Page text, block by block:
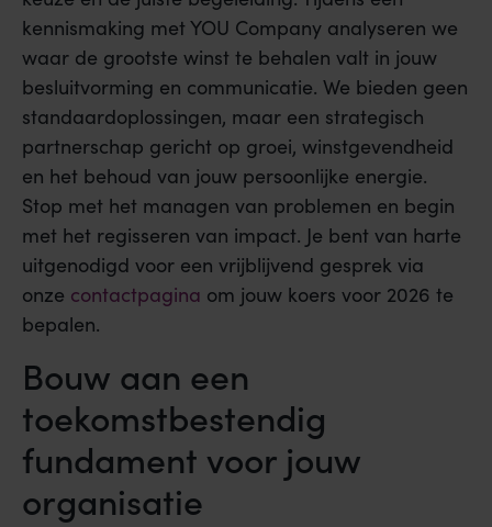
kennismaking met YOU Company analyseren we
waar de grootste winst te behalen valt in jouw
besluitvorming en communicatie. We bieden geen
standaardoplossingen, maar een strategisch
partnerschap gericht op groei, winstgevendheid
en het behoud van jouw persoonlijke energie.
Stop met het managen van problemen en begin
met het regisseren van impact. Je bent van harte
uitgenodigd voor een vrijblijvend gesprek via
onze contactpagina om jouw koers voor 2026 te
bepalen.
Bouw aan een
toekomstbestendig
fundament voor jouw
organisatie